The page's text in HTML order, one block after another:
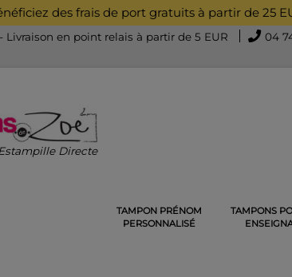
des frais de port gratuits à partir de 25
Livraison en point relais à partir de 5 EUR 04
Directe
TAMPON PRÉNOM
PERSONNALISÉ
TAMPONS
À GAUFRER, EX-LIBRIS, CACHET DE CIRE